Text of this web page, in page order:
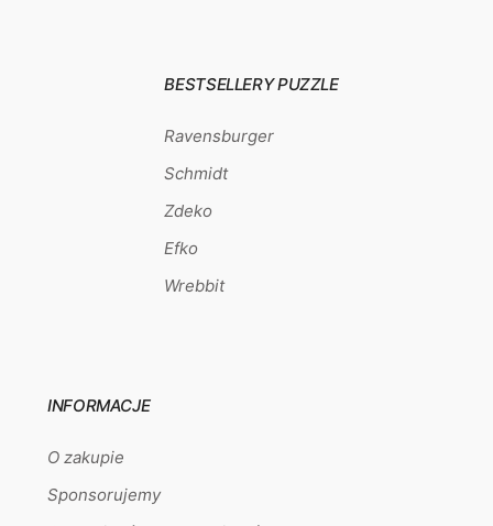
BESTSELLERY PUZZLE
Ravensburger
Schmidt
Zdeko
Efko
Wrebbit
INFORMACJE
O zakupie
Sponsorujemy